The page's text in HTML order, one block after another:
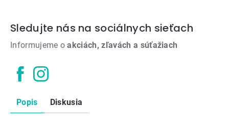
Sledujte nás na sociálnych sieťach
Informujeme oakciách, zľavách a súťažiach
Popis Diskusia